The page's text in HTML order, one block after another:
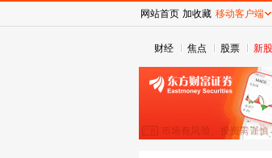
财经 焦点 股票 新股
网站首页 加收藏 移动客户端